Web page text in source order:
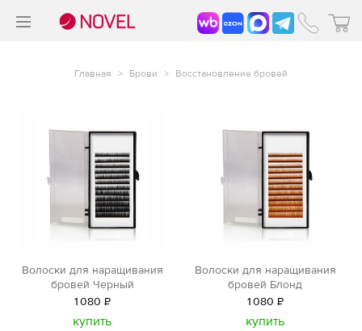
Главная > Брови > Восстановление бровей
Волоски для наращивания
бровей Черный
1080 Р
уб.
купить
Волоски для наращивания
бровей Блонд
1080 Р
уб.
купить